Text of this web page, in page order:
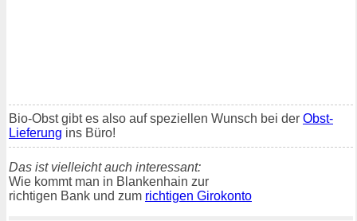
Bio-Obst gibt es also auf speziellen Wunsch bei der Obst-
Lieferung ins Büro!
Das ist vielleicht auch interessant:
Wie kommt man in Blankenhain zur
richtigen Bank und zum richtigen Girokonto